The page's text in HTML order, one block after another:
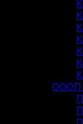
ОООП